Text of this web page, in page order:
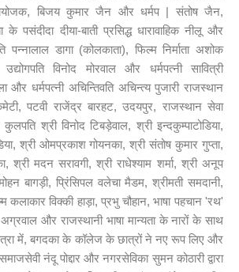
बिजय कुमार जैन और धर्मप | संतोष जैन,
के पसंदीदा दीया-बाती प्रसिद्ध धारावाहिक नीलू और
पन्नालाल डागा (कोलकाता), फिल्म निर्माता अशोक
विनोद मोरवाल और धर्मपत्नी सावित्री
और धर्मपत्नी अचिन्तिवति अचिन्त्य पुजारी राजस्थान
पटवी राजेंद्र बारहट, उदयपुर, राजस्थान सेवा
श्री विनोद टिबड़ेवाल, श्री इन्दकुम्पाटोडिया,
श्री ओमप्रकाश गोयनका, श्री संतोष कुमार गुप्ता,
श्री मदन सरावगी, श्री राधेश्याम शर्मा, श्री अनूप
बागड़ी, प्रिंसिपल वलेचा मैडम, श्रीमती समदानी,
कलाकार विक्की हाड़ा, प्रभु चौहान, भाषा पहचान 'रथ'
अग्रवाल और राजस्थानी भाषा मान्यता के नारों के साथ
में, बगदका के कॉलेज के छात्रों ने नए रूप लिए और
नंदू पोद्दार और नगरसेविका सुमन कोठारी द्वारा